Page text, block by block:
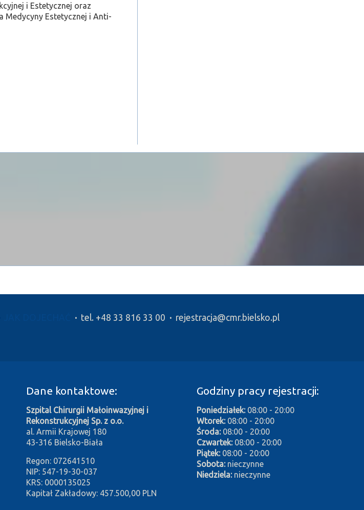
i Estetycznej oraz
Medycyny Estetycznej i Anti-
· tel. +48 33 816 33 00 · rejestracja@cmr.bielsko.pl
Dane kontaktowe:
Szpital Chirurgii Małoinwazyjnej i
Rekonstrukcyjnej Sp. z o.o.
al. Armii Krajowej 180
43-316 Bielsko-Biała
Regon: 072641510
NIP: 547-19-30-037
KRS: 0000135025
Kapitał Zakładowy: 457.500,00 PLN
Godziny pracy rejestracji:
Poniedziałek:08:00 - 20:00
Wtorek:08:00 - 20:00
Środa:08:00 - 20:00
Czwartek:08:00 - 20:00
Piątek:08:00 - 20:00
Sobota:nieczynne
Niedziela:nieczynne